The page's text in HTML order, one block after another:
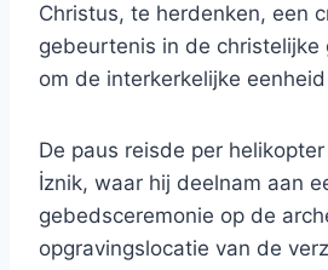
Christus, te herdenken, een
gebeurtenis in de christelijke
om de interkerkelijke
De paus reisde per
İznik, waar hij deelnam aan
gebedsceremonie op de
opgravingslocatie van de